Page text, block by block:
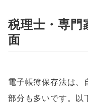
税理士・専門
面
電子帳簿保存法は、
部分も多いです。以